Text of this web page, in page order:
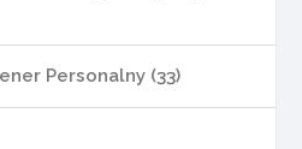
Personalny (33)